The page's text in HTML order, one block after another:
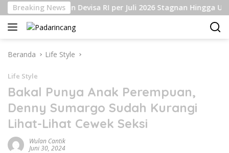
Langsung
ke
konten
Breaking News
Cadangan Devisa RI per Juli 2026 Stagnan Hingga
Beranda Life Style
Life Style
Bakal Punya Anak Perempuan,
Denny Sumargo Sudah Kurangi
Lihat-Lihat Cewek Seksi
Wulan Cantik
Juni 30, 2024